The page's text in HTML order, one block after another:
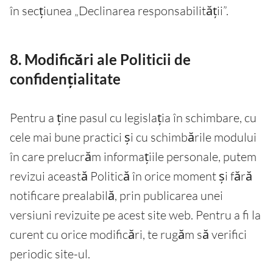
în secțiunea „Declinarea responsabilității”.
8. Modificări ale Politicii de
confidențialitate
Pentru a ține pasul cu legislația în schimbare, cu
cele mai bune practici și cu schimbările modului
în care prelucrăm informațiile personale, putem
revizui această Politică în orice moment și fără
notificare prealabilă, prin publicarea unei
versiuni revizuite pe acest site web. Pentru a fi la
curent cu orice modificări, te rugăm să verifici
periodic site-ul.